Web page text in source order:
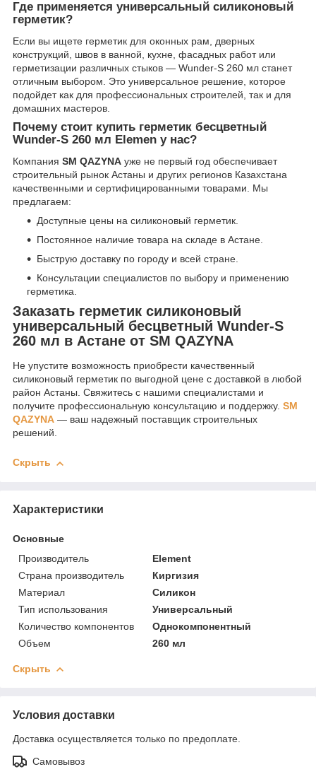
Где применяется универсальный силиконовый
герметик?
Если вы ищете герметик для оконных рам, дверных
конструкций, швов в ванной, кухне, фасадных работ или
герметизации различных стыков — Wunder-S 260 мл станет
отличным выбором. Это универсальное решение, которое
подойдет как для профессиональных строителей, так и для
домашних мастеров.
Почему стоит купить герметик бесцветный
Wunder-S 260 мл Elemen у нас?
Компания SM QAZYNA уже не первый год обеспечивает
строительный рынок Астаны и других регионов Казахстана
качественными и сертифицированными товарами. Мы
предлагаем:
Доступные цены на силиконовый герметик.
Постоянное наличие товара на складе в Астане.
Быструю доставку по городу и всей стране.
Консультации специалистов по выбору и применению
герметика.
Заказать герметик силиконовый
универсальный бесцветный Wunder-S
260 мл в Астане от SM QAZYNA
Не упустите возможность приобрести качественный
силиконовый герметик по выгодной цене с доставкой в любой
район Астаны. Свяжитесь с нашими специалистами и
получите профессиональную консультацию и поддержку. SM
QAZYNA — ваш надежный поставщик строительных
решений.
Скрыть
Характеристики
Основные
Производитель
Element
Страна производитель
Киргизия
Материал
Силикон
Тип использования
Универсальный
Количество компонентов
Однокомпонентный
Объем
260 мл
Скрыть
Условия доставки
Доставка осуществляется только по предоплате.
Самовывоз